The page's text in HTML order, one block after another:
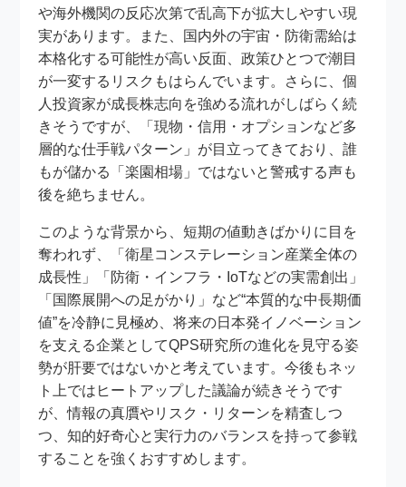
や海外機関の反応次第で乱高下が拡大しやすい現
実があります。また、国内外の宇宙・防衛需給は
本格化する可能性が高い反面、政策ひとつで潮目
が一変するリスクもはらんでいます。さらに、個
人投資家が成長株志向を強める流れがしばらく続
きそうですが、「現物・信用・オプションなど多
層的な仕手戦パターン」が目立ってきており、誰
もが儲かる「楽園相場」ではないと警戒する声も
後を絶ちません。
このような背景から、短期の値動きばかりに目を
奪われず、「衛星コンステレーション産業全体の
成長性」「防衛・インフラ・IoTなどの実需創出」
「国際展開への足がかり」など“本質的な中長期価
値”を冷静に見極め、将来の日本発イノベーション
を支える企業としてQPS研究所の進化を見守る姿
勢が肝要ではないかと考えています。今後もネッ
ト上ではヒートアップした議論が続きそうです
が、情報の真贋やリスク・リターンを精査しつ
つ、知的好奇心と実行力のバランスを持って参戦
することを強くおすすめします。